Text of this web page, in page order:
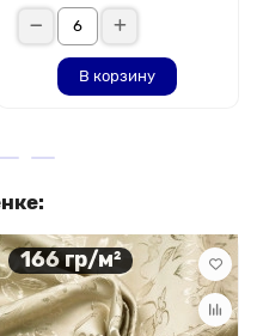
В корзину
166 гр/м²